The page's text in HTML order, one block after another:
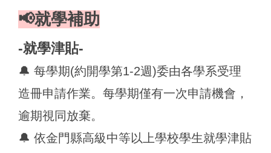
📢就學補助
-就學津貼-
🔔 每學期(約開學第1-2週)委由各學系受理
造冊申請作業。每學期僅有一次申請機會，
逾期視同放棄。
🔔 依金門縣高級中等以上學校學生就學津貼